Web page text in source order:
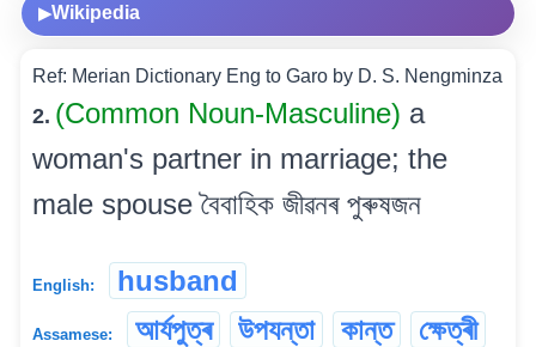
▶Wikipedia
Ref: Merian Dictionary Eng to Garo by D. S. Nengminza
2. (Common Noun-Masculine) a
woman's partner in marriage; the
male spouse বৈবাহিক জীৱনৰ পুৰুষজন
English: husband
Assamese: আৰ্যপুত্ৰ উপযন্তা কান্ত
ক্ষেত্ৰী